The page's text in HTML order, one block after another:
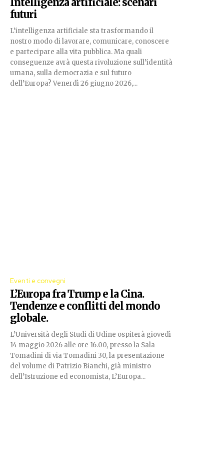
futuri
L’intelligenza artificiale sta trasformando il
nostro modo di lavorare, comunicare, conoscere
e partecipare alla vita pubblica. Ma quali
conseguenze avrà questa rivoluzione sull’identità
umana, sulla democrazia e sul futuro
dell’Europa? Venerdì 26 giugno 2026,...
Eventi e convegni
L’Europa fra Trump e la Cina.
Tendenze e conflitti del mondo
globale.
L’Università degli Studi di Udine ospiterà giovedì
14 maggio 2026 alle ore 16.00, presso la Sala
Tomadini di via Tomadini 30, la presentazione
del volume di Patrizio Bianchi, già ministro
dell’Istruzione ed economista, L’Europa...